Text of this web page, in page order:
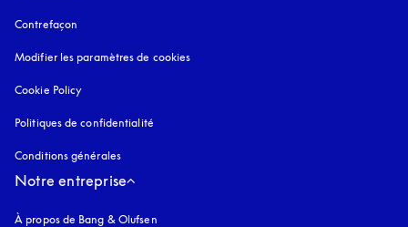
Contrefaçon
Modifier les paramètres de cookies
Cookie Policy
Politiques de confidentialité
Conditions générales
Notre entreprise
À propos de Bang & Olufsen